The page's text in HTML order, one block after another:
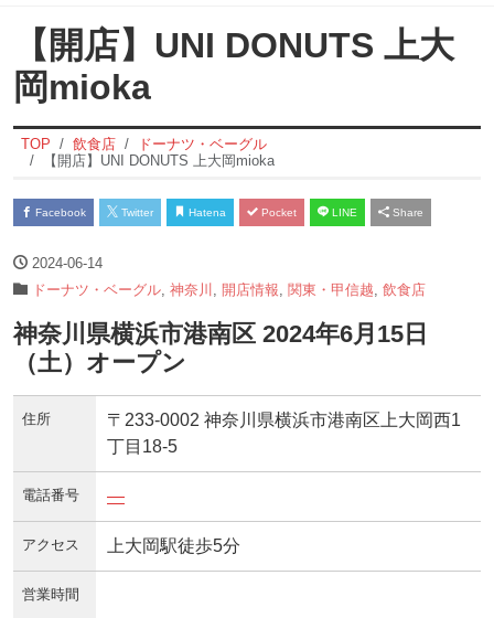
【開店】UNI DONUTS 上大
岡mioka
TOP 飲食店
ドーナツ・ベーグル
【開店】UNI DONUTS 上大岡mioka
Facebook Twitter Hatena Pocket LINE Share
2024-06-14
ドーナツ・ベーグル 神奈川 開店情報 関東・甲信越 飲食店
神奈川県横浜市港南区 2024年6月15日
（土）オープン
住所
〒233-0002 神奈川県横浜市港南区上大岡西1
丁目18-5
電話番号 —
アクセス 上大岡駅徒歩5分
営業時間